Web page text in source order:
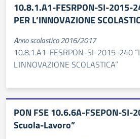
10.8.1.A1-FESRPON-SI-2015-
PER L’INNOVAZIONE
Anno scolastico 2016/2017
10.8.1.A1-FESRPON-SI-2015-240
L'INNOVAZIONE SCOLASTICA”
PON FSE 10.6.6A-FSEPON-SI-
Scuola-Lavoro”